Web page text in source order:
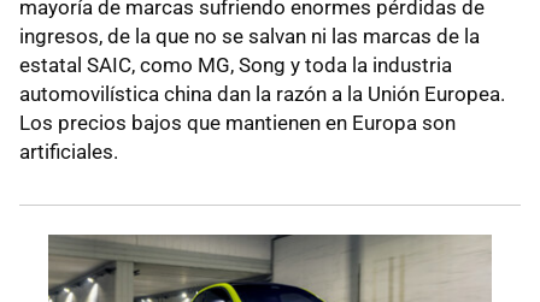
mayoría de marcas sufriendo enormes pérdidas de
ingresos, de la que no se salvan ni las marcas de la
estatal SAIC, como MG, Song y toda la industria
automovilística china dan la razón a la Unión Europea.
Los precios bajos que mantienen en Europa son
artificiales.